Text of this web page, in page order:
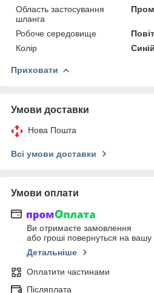
Область застосування
шланга
Робоче середовище
Колір
Синій
Приховати
Умови доставки
Нова Пошта
Всі умови доставки
Умови оплати
Ви отримаєте замовлення
або гроші повернуться на вашу
Детальніше
Оплатити частинами
Післяплата